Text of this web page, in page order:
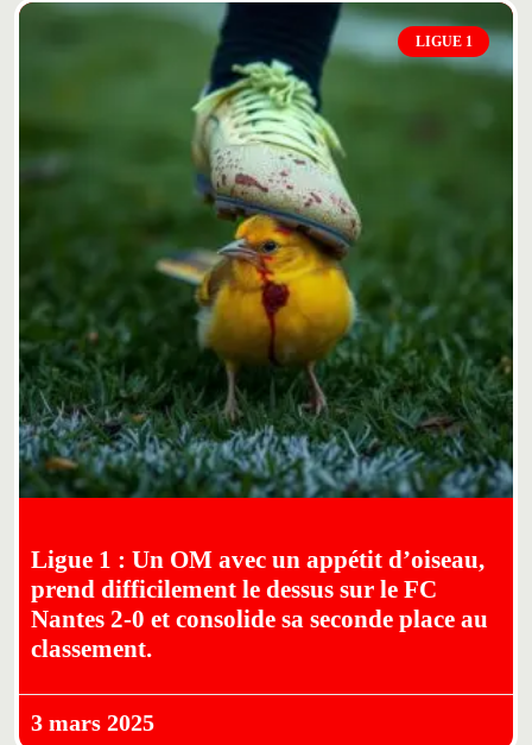
LIGUE 1
Ligue 1 : Un OM avec un appétit d’oiseau,
prend difficilement le dessus sur le FC
Nantes 2-0 et consolide sa seconde place au
classement.
3 mars 2025